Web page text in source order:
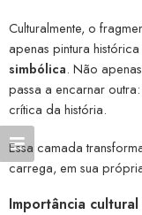
Culturalmente, o
apenas pintura
simbólica. Não
passa a encarnar
crítica da história.
Essa camada
carrega, em sua
Importância